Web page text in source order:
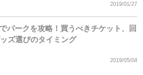
2019/01/27
パークを攻略！買うべきチケット、回
ズ選びのタイミング
2019/05/04